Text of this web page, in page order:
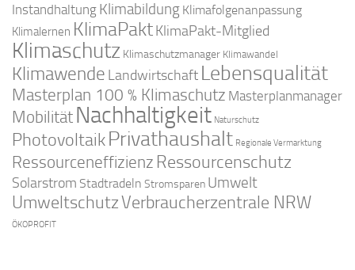
Instandhaltung Klimabildung Klimafolgenanpassung
Klimalernen KlimaPaktKlimaPakt-Mitglied
Klimaschutz Klimaschutzmanager Klimawandel
Klimawende Landwirtschaft Lebensqualität
Masterplan 100 % Klimaschutz Masterplanmanager
Mobilität Nachhaltigkeit Naturschutz
PhotovoltaikPrivathaushalt Regionale Vermarktung
Ressourceneffizienz Ressourcenschutz
Solarstrom Stadtradeln Stromsparen Umwelt
UmweltschutzVerbraucherzentrale NRW
ÖKOPROFIT